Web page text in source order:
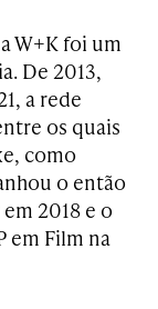
W+K foi um
De 2013,
a rede
os quais
como
o então
2018 e o
em Film na